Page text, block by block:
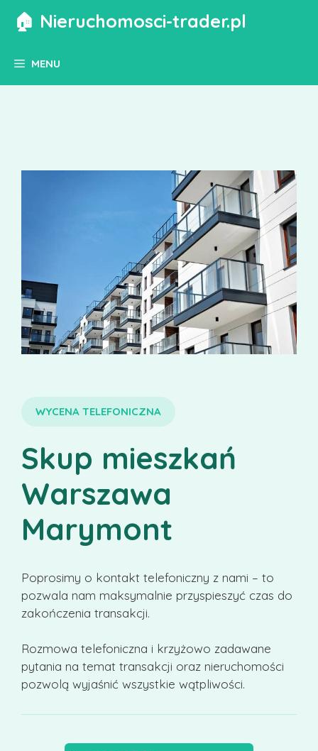
Przejdź
🏠 Nieruchomosci-trader.pl
MENU
WYCENA TELEFONICZNA
Skup mieszkań
Warszawa
Marymont
Poprosimy o kontakt telefoniczny z nami – to
pozwala nam maksymalnie przyspieszyć czas do
zakończenia transakcji.
Rozmowa telefoniczna i krzyżowo zadawane
pytania na temat transakcji oraz nieruchomości
pozwolą wyjaśnić wszystkie wątpliwości.